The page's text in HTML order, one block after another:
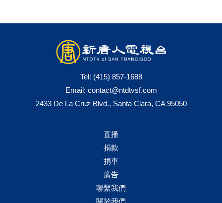
Tel: (415) 857-1688
Email: contact@ntdtvsf.com
2433 De La Cruz Blvd., Santa Clara, CA 95050
直播
捐款
捐車
廣告
聯繫我們